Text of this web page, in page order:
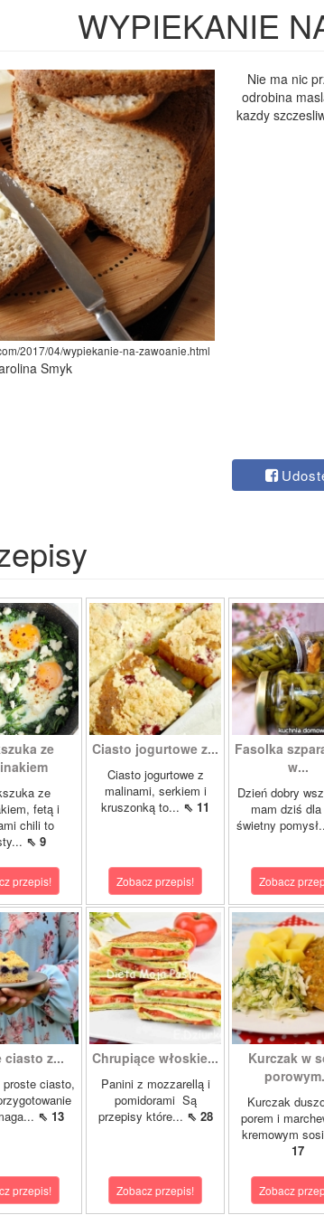
WYPIEKANIE
2017/04/wypiekanie-na-zawoanie.html
Smyk
Nie ma nic
odrobina
kazdy
ze
ze
fetą i
chili to
⇖ 9
przepis!
Ciasto jogurtowe z...
Ciasto jogurtowe z
malinami, serkiem i
kruszonką to... ⇖ 11
Zobacz przepis!
Fasolka
w...
Dzień dobry
mam dziś dla
świetny
Zobacz
ciasto z...
ciasto,
⇖ 13
przepis!
Chrupiące włoskie...
Panini z mozzarellą i
pomidorami Są
przepisy które... ⇖ 28
Zobacz przepis!
Kurczak w
Kurczak
porem i
kremowym
17
Zobacz